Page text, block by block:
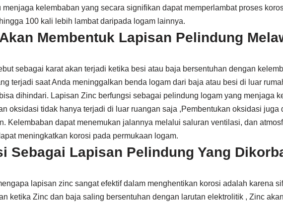
menjaga kelembaban yang secara signifikan dapat memperlambat proses
100 kali lebih lambat daripada logam lainnya.
Membentuk Lapisan Pelindung
sebagai karat akan terjadi ketika besi atau baja bersentuhan dengan
terjadi saat Anda meninggalkan benda logam dari baja atau besi di luar
dihindari. Lapisan Zinc berfungsi sebagai pelindung logam yang menjaga
oksidasi tidak hanya terjadi di luar ruangan saja ,Pembentukan oksidasi
Kelembaban dapat menemukan jalannya melalui saluran ventilasi, dan
meningkatkan korosi pada permukaan logam.
Sebagai Lapisan Pelindung Yang
lapisan zinc sangat efektif dalam menghentikan korosi adalah karena
ketika Zinc dan baja saling bersentuhan dengan larutan elektrolitik , Zinc